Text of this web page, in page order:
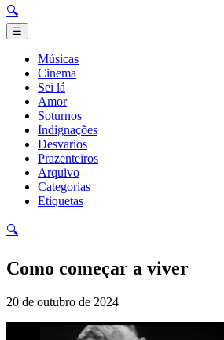
🔍
☰
Músicas
Cinema
Sei lá
Amor
Soturnos
Indignações
Desvarios
Prazenteiros
Arquivo
Categorias
Etiquetas
🔍
Como começar a viver
20 de outubro de 2024